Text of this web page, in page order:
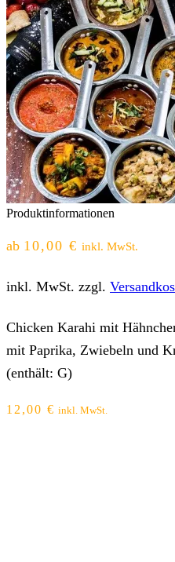
Produktinformationen
ab 10,00 € inkl. MwSt.
inkl. MwSt. zzgl.
Chicken Karahi mit
mit Paprika, Zwiebeln und
(enthält: G)
12,00 € inkl. MwSt.